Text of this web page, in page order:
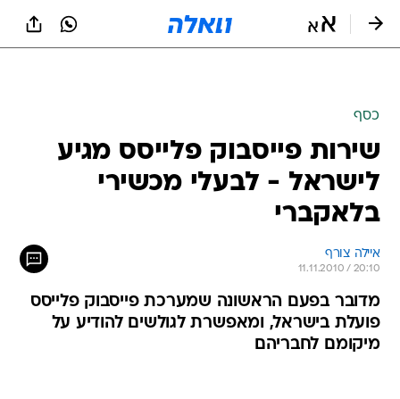
כסף
שירות פייסבוק פלייסס מגיע
לישראל - לבעלי מכשירי
בלאקברי
איילה צורף
11.11.2010 / 20:10
מדובר בפעם הראשונה שמערכת פייסבוק פלייסס
פועלת בישראל, ומאפשרת לגולשים להודיע על
מיקומם לחבריהם